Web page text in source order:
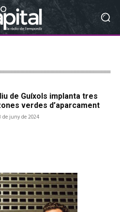
de Guíxols implanta tres
verdes d’aparcament
de juny de 2024